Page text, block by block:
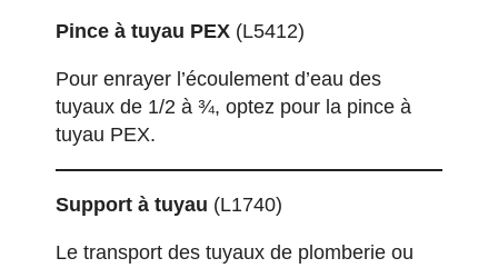
Pince à tuyau PEX (L5412)
Pour enrayer l’écoulement d’eau des
tuyaux de 1/2 à ¾, optez pour la pince à
tuyau PEX.
Support à tuyau (L1740)
Le transport des tuyaux de plomberie ou